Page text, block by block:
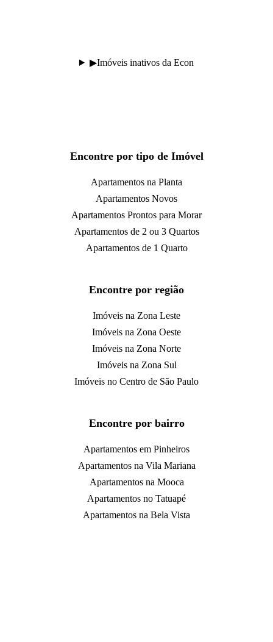
▶Imóveis inativos da Econ
Encontre por tipo de Imóvel
Apartamentos na Planta
Apartamentos Novos
Apartamentos Prontos para Morar
Apartamentos de 2 ou 3 Quartos
Apartamentos de 1 Quarto
Encontre por região
Imóveis na Zona Leste
Imóveis na Zona Oeste
Imóveis na Zona Norte
Imóveis na Zona Sul
Imóveis no Centro de São Paulo
Encontre por bairro
Apartamentos em Pinheiros
Apartamentos na Vila Mariana
Apartamentos na Mooca
Apartamentos no Tatuapé
Apartamentos na Bela Vista